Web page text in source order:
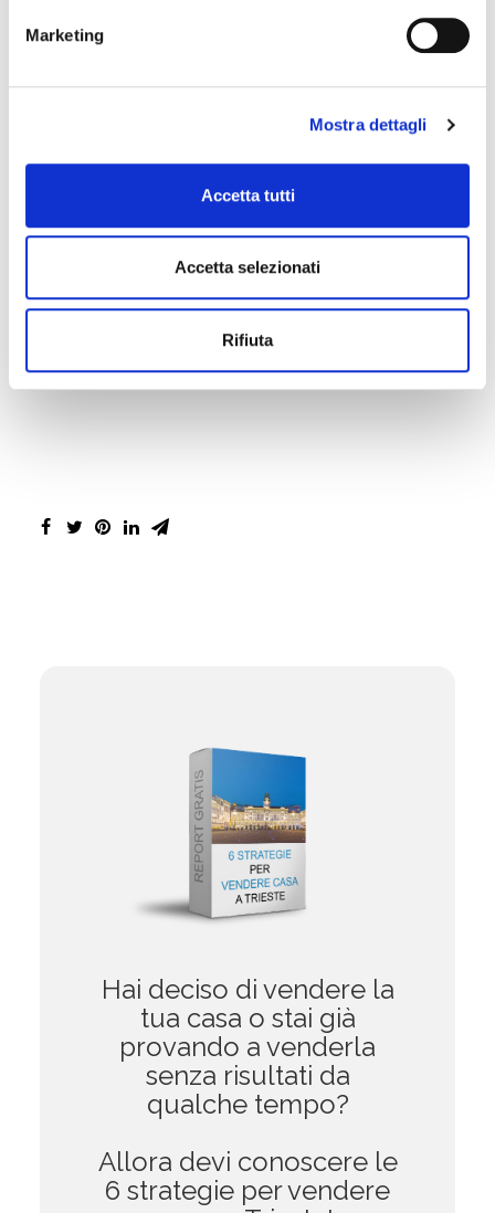
Marketing
Mostra dettagli
Accetta tutti
Accetta selezionati
Rifiuta
VOGLIO IL REPORT ORA
Hai deciso di vendere la
tua casa o stai già
provando a venderla
senza risultati da
qualche tempo?
Allora devi conoscere le
6 strategie per vendere